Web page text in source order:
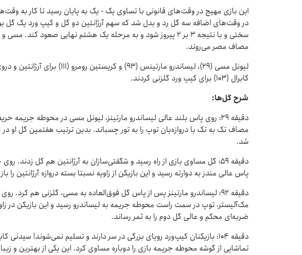
این بازی مهیج در وقت‌های قانونی با تساوی یک - یک به پایان رسید تا کار به
در وقت‌های اضافه سه گل رد و بدل شد که سهم آرژانتین دو گل و کیپ ورد یک گل
سختی و با نتیجه ۳ بر ۲ پیروز شود و به مرحله یک هشتم نهایی صعود
مصاف مصر می‌روند.
کابرال (۱۰۳) برای کیپ ورد گلزنی کردند.
شرح گل‌ها:
دقیقه ۲۹: روی پاس بلند عالی لیساندرو مارتینز، لیونل مسی در محوطه جریمه
شد.
دقیقه ۵۹: گل مساوی بازی از راه رسید و شگقتی‌سازان به آرژانتین هم گل زدند.
پاس عالی مندز به دوارته رسید و این بازیکن از زاویه نسبتا بسته دروازه آرژانتین را
دقیقه ۹۲: لیساندرو مارتینز پس از پاس گل فوق‌العاده به مسی، گلزنی هم کرد.
مک‌آلیستر، توپ در سمت راست محوطه جریمه به لیساندرو رسید و این بازیکن در
ضربه‌ای محکم و عالی گل دوم را به ثمر رساند.
دقیقه ۱۰۴: بازیکنان کیپ‌ورد رویای بزرگی در سر دارند و تسلیم نمی‌شوند!
تماشایی از گوشه محوطه جریمه بازی را دوباره مساوی کرد. این یکی از بهترین و